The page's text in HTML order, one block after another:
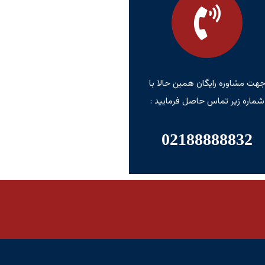
جهت مشاوره رایگان همین حالا با
شماره زیر تماس حاصل فرمایید :
02188888832